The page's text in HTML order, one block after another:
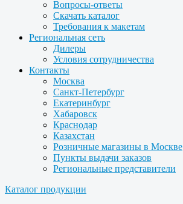
Вопросы-ответы
Скачать каталог
Требования к макетам
Региональная сеть
Дилеры
Условия сотрудничества
Контакты
Москва
Санкт-Петербург
Екатеринбург
Хабаровск
Краснодар
Казахстан
Розничные магазины в Москве
Пункты выдачи заказов
Региональные представители
Каталог продукции